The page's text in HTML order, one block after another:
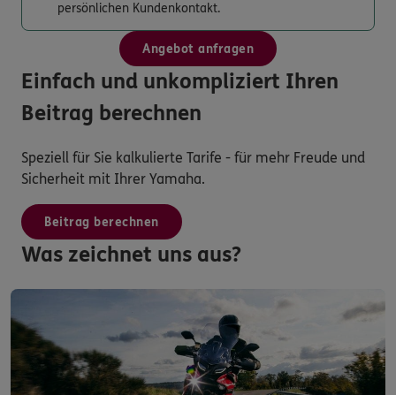
persönlichen Kundenkontakt.
Angebot anfragen
Einfach und unkompliziert Ihren
Beitrag berechnen
Speziell für Sie kalkulierte Tarife - für mehr Freude und
Sicherheit mit Ihrer Yamaha.
Beitrag berechnen
Was zeichnet uns aus?